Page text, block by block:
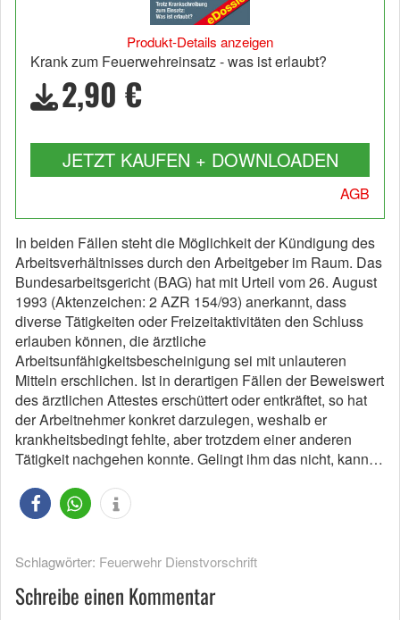
Produkt-Details anzeigen
Krank zum Feuerwehreinsatz - was ist erlaubt?
2,90 €
JETZT KAUFEN + DOWNLOADEN
AGB
In beiden Fällen steht die Möglichkeit der Kündigung des
Arbeitsverhältnisses durch den Arbeitgeber im Raum. Das
Bundesarbeitsgericht (BAG) hat mit Urteil vom 26. August
1993 (Aktenzeichen: 2 AZR 154/93) anerkannt, dass
diverse Tätigkeiten oder Freizeitaktivitäten den Schluss
erlauben können, die ärztliche
Arbeitsunfähigkeitsbescheinigung sei mit unlauteren
Mitteln erschlichen. Ist in derartigen Fällen der Beweiswert
des ärztlichen Attestes erschüttert oder entkräftet, so hat
der Arbeitnehmer konkret darzulegen, weshalb er
krankheitsbedingt fehlte, aber trotzdem einer anderen
Tätigkeit nachgehen konnte. Gelingt ihm das nicht, kann…
Schlagwörter: Feuerwehr Dienstvorschrift
Schreibe einen Kommentar